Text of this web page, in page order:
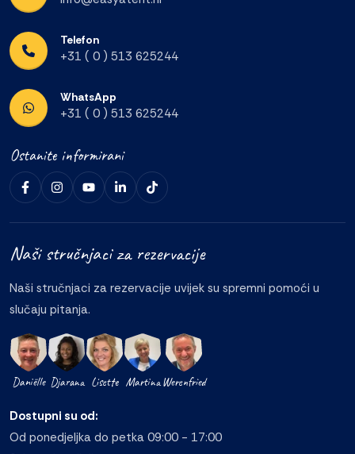
Telefon
+31 ( 0 ) 513 625244
WhatsApp
+31 ( 0 ) 513 625244
Ostanite informirani
Naši stručnjaci za rezervacije
Naši stručnjaci za rezervacije uvijek su spremni pomoći u
slučaju pitanja.
Daniëlle Djarana Lisette Martina Werenfried
Dostupni su od:
Od ponedjeljka do petka 09:00 - 17:00